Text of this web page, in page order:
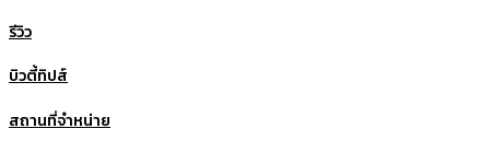
รีวิว
บิวตี้ทิปส์
สถานที่จำหน่าย